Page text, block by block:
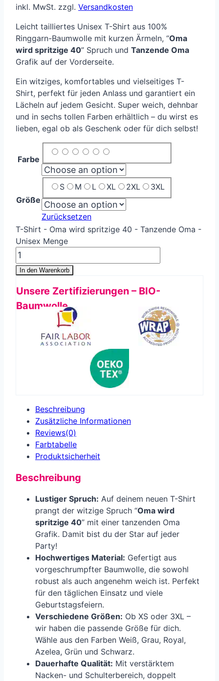
inkl. MwSt. zzgl. Versandkosten
Leicht tailliertes Unisex T-Shirt aus 100%
Ringgarn-Baumwolle mit kurzen Ärmeln, “Oma
wird spritzige 40” Spruch und Tanzende Oma
Grafik auf der Vorderseite.
Ein witziges, komfortables und vielseitiges T-
Shirt, perfekt für jeden Anlass und garantiert ein
Lächeln auf jedem Gesicht. Super weich, dehnbar
und in sechs tollen Farben erhältlich – du wirst es
lieben, egal ob als Geschenk oder für dich selbst!
Farbe
Größe
S M L XL 2XL 3XL
Zurücksetzen
T-Shirt - Oma wird spritzige 40 - Tanzende Oma -
Unisex Menge
In den Warenkorb
Unsere Zertifizierungen – BIO-
Baumwolle
Beschreibung
Zusätzliche Informationen
Reviews(0)
Farbtabelle
Produkt­sicherheit
Beschreibung
Lustiger Spruch: Auf deinem neuen T-Shirt
prangt der witzige Spruch “Oma wird
spritzige 40” mit einer tanzenden Oma
Grafik. Damit bist du der Star auf jeder
Party!
Hochwertiges Material: Gefertigt aus
vorgeschrumpfter Baumwolle, die sowohl
robust als auch angenehm weich ist. Perfekt
für den täglichen Einsatz und viele
Geburtstagsfeiern.
Verschiedene Größen: Ob XS oder 3XL –
wir haben die passende Größe für dich.
Wähle aus den Farben Weiß, Grau, Royal,
Azelea, Grün und Schwarz.
Dauerhafte Qualität: Mit verstärktem
Nacken- und Schulterbereich, doppelt